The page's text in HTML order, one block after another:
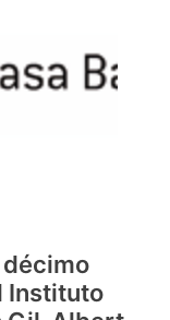
décimo
Instituto